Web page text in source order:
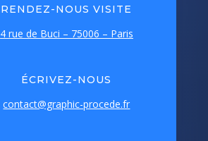
RENDEZ-NOUS VISITE
4 rue de Buci – 75006 – Paris
ÉCRIVEZ-NOUS
contact@graphic-procede.fr